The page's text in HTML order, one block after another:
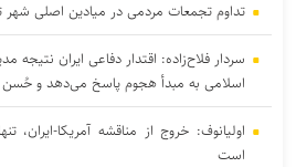
تداوم تجمعات مردمی در میادین اصلی شهر
سردار فلاح‌زاده: اقتدار دفاعی ایران نتیجه
اسلامی به مبدأ هجوم پاسخ می‌دهد و حُسن
اولیانوف: خروج از مناقشه آمریکا-
است